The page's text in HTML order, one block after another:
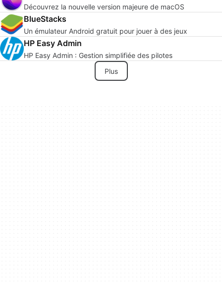
Découvrez la nouvelle version majeure de macOS
BlueStacks
Un émulateur Android gratuit pour jouer à des jeux
HP Easy Admin
HP Easy Admin : Gestion simplifiée des pilotes
Plus